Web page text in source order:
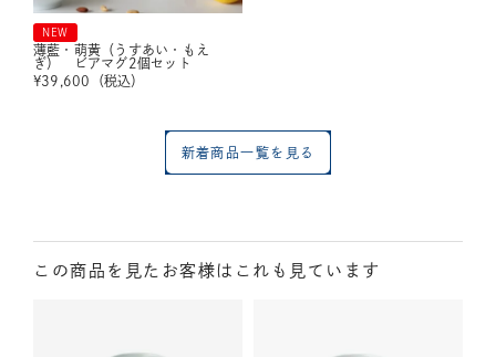
NEW
薄藍・萌黄（うすあい・もえ
ぎ） ビアマグ2個セット
¥39,600 （税込）
新着商品一覧を見る
この商品を見たお客様はこれも見ています